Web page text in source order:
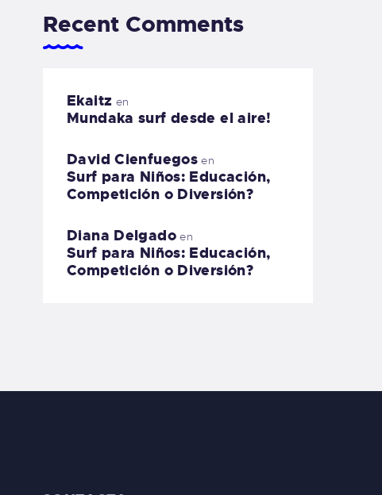
Recent Comments
Ekaitz en
Mundaka surf desde el aire!
David Cienfuegos en
Surf para Niños: Educación,
Competición o Diversión?
Diana Delgadoen
Surf para Niños: Educación,
Competición o Diversión?